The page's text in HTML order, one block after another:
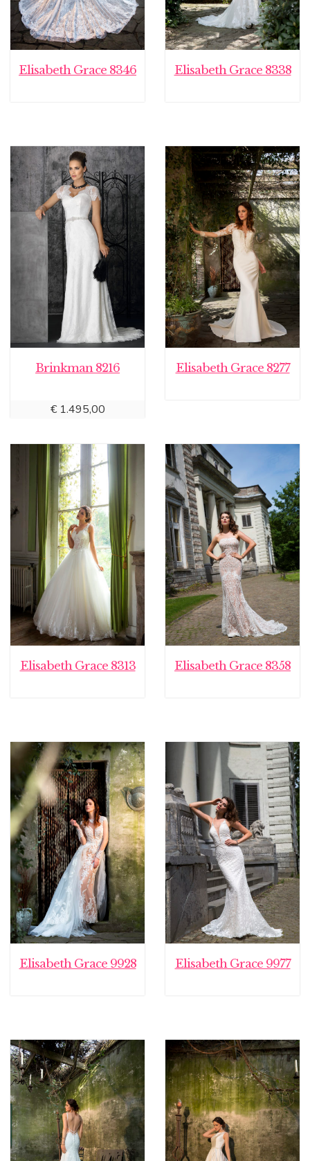
Elisabeth Grace 8346 Elisabeth Grace 8338
Brinkman 8216
€1.495,00
Elisabeth Grace 8277
Elisabeth Grace 8313 Elisabeth Grace 8358
Elisabeth Grace 9928 Elisabeth Grace 9977